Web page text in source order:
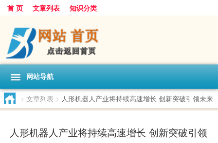
首 页 文章列表 知识分类
网站导航
> 文章列表 > 人形机器人产业将持续高速增长 创新突破引领未来
人形机器人产业将持续高速增长 创新突破引领